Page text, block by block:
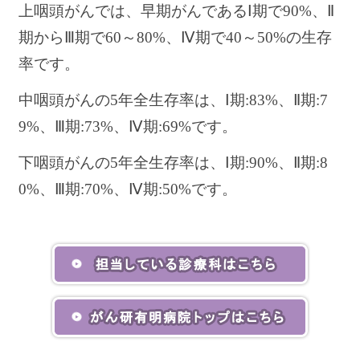
上咽頭がんでは、早期がんであるⅠ期で90%、Ⅱ
期からⅢ期で60～80%、Ⅳ期で40～50%の生存
率です。
中咽頭がんの5年全生存率は、Ⅰ期:83%、Ⅱ期:7
9%、Ⅲ期:73%、Ⅳ期:69%です。
下咽頭がんの5年全生存率は、Ⅰ期:90%、Ⅱ期:8
0%、Ⅲ期:70%、Ⅳ期:50%です。